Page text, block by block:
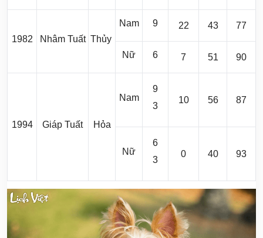
1982 Nhâm Tuất Thủy
Nam 9 22 43 77
Nữ 6 7 51 90
1994 Giáp Tuất Hỏa
Nam
9
3
10 56 87
Nữ
6
3
0 40 93